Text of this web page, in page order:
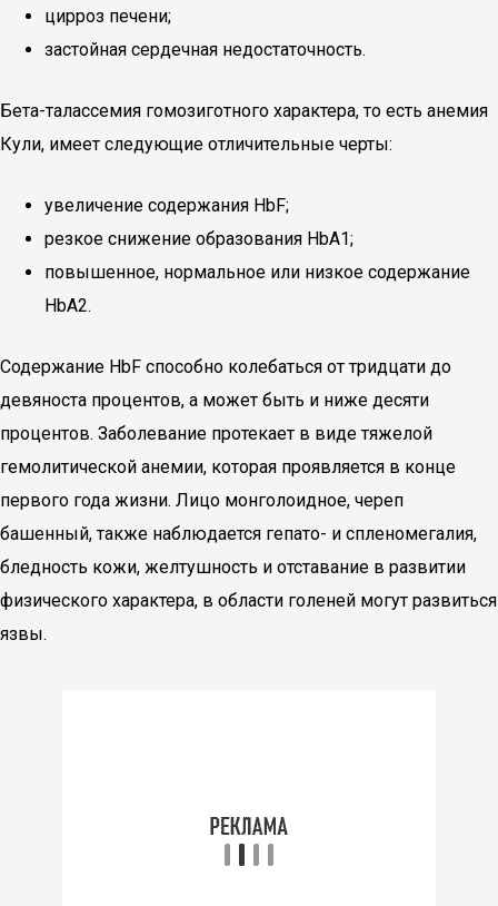
цирроз печени;
застойная сердечная недостаточность.
Бета-талассемия гомозиготного характера, то есть анемия
Кули, имеет следующие отличительные черты:
увеличение содержания HbF;
резкое снижение образования HbA1;
повышенное, нормальное или низкое содержание
HbA2.
Содержание HbF способно колебаться от тридцати до
девяноста процентов, а может быть и ниже десяти
процентов. Заболевание протекает в виде тяжелой
гемолитической анемии, которая проявляется в конце
первого года жизни. Лицо монголоидное, череп
башенный, также наблюдается гепато- и спленомегалия,
бледность кожи, желтушность и отставание в развитии
физического характера, в области голеней могут развиться
язвы.